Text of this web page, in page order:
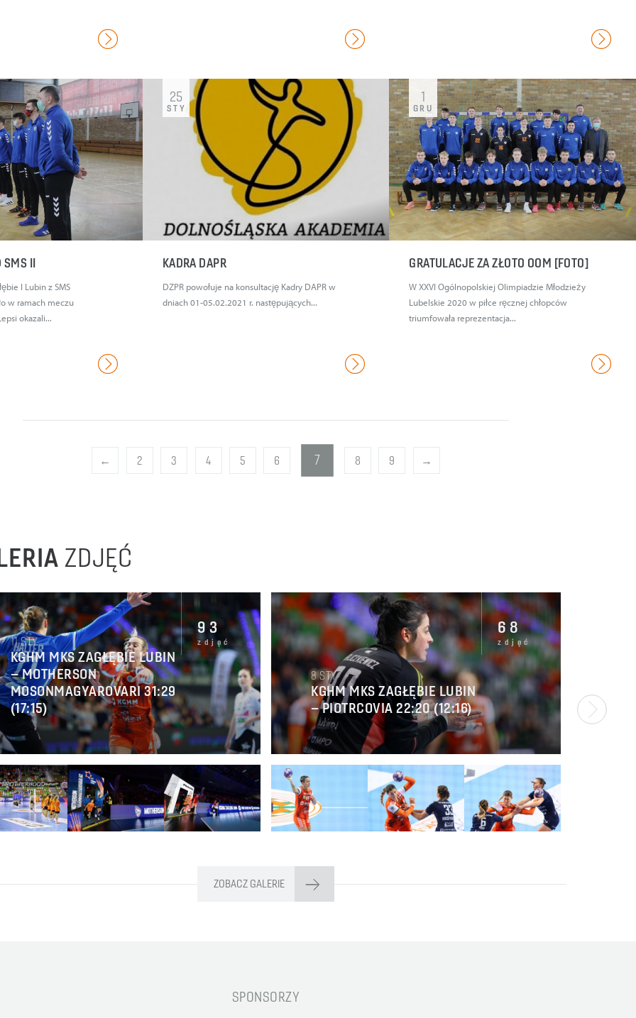
SMS II
I Lubin z SMS
w ramach meczu
okazali...
KADRA DAPR
DZPR powołuje na konsultację Kadry DAPR w
dniach 01-05.02.2021 r. następujących...
25
STY
GRATULACJE ZA ZŁOTO OOM [FOTO]
W XXVI Ogólnopolskiej Olimpiadzie Młodzieży
Lubelskie 2020 w piłce ręcznej chłopców
triumfowała reprezentacja...
1
GRU
← 2 3 4 5 6 7 8 9 →
ZDJĘĆ
93
zdjęć
11STY
KGHM MKS ZAGŁĘBIE LUBIN
– MOTHERSON
MOSONMAGYAROVARI 31:29
(17:15)
68
zdjęć
8STY
KGHM MKS ZAGŁĘBIE LUBIN
– PIOTRCOVIA 22:20 (12:16)
ZOBACZ GALERIE
SPONSORZY